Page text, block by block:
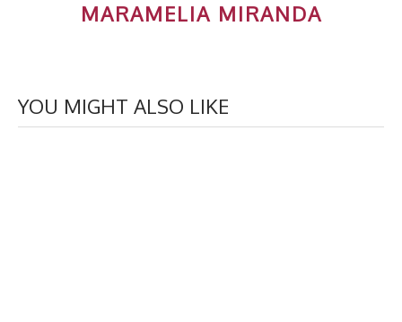
MARAMELIA MIRANDA
YOU MIGHT ALSO LIKE